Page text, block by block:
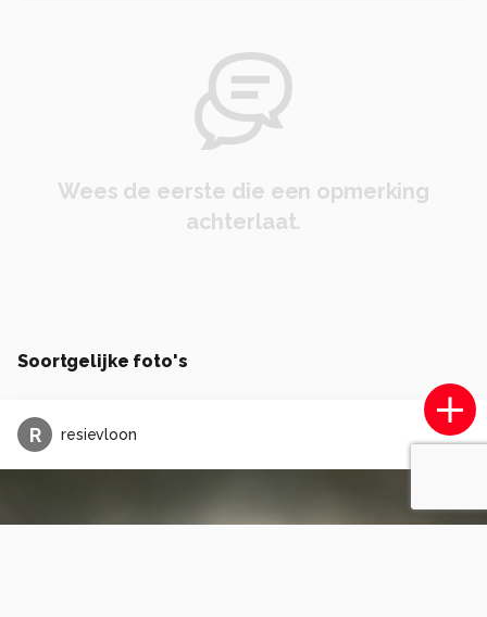
Wees de eerste die een opmerking
achterlaat.
Soortgelijke foto's
R resievloon